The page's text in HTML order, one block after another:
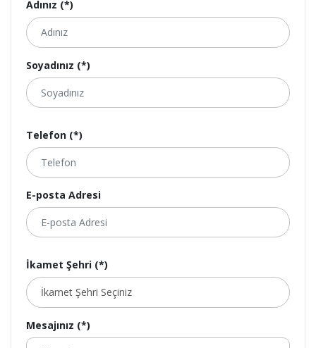
Adınız (*)
Soyadınız (*)
Telefon (*)
E-posta Adresi
İkamet Şehri (*)
Mesajınız (*)